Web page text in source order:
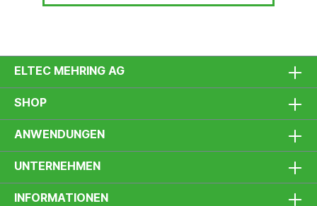
ELTEC MEHRING AG
SHOP
ANWENDUNGEN
UNTERNEHMEN
INFORMATIONEN